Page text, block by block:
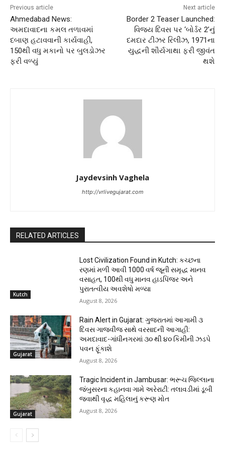
Previous article
Ahmedabad News:
અમદાવાદના કમલ તળાવમાં
દબાણ હટાવવાની કાર્યવાહી,
150થી વધુ મકાનો પર બુલડોઝર
ફરી વળ્યું
Next article
Border 2 Teaser Launched:
વિજય દિવસ પર ‘બોર્ડર 2’નું
દમદાર ટીઝર રિલીઝ, 1971ના
યુદ્ધની શૌર્યગાથા ફરી જીવંત
થશે
Jaydevsinh Vaghela
http://vrlivegujarat.com
RELATED ARTICLES
Kutch
Lost Civilization Found in Kutch: કચ્છના
રણમાં મળી આવી 1000 વર્ષ જૂની સમૃદ્ધ માનવ
વસાહત, 100થી વધુ માનવ હાડપિંજર અને
પુરાતત્વીય અવશેષો મળ્યા
August 8, 2026
Gujarat
Rain Alert in Gujarat: ગુજરાતમાં આગામી ૩
દિવસ ગાજવીજ સાથે વરસાદની આગાહી:
અમદાવાદ-ગાંધીનગરમાં ૩૦ થી ૪૦ કિમીની ઝડપે
પવન ફૂંકાશે
August 8, 2026
Gujarat
Tragic Incident in Jambusar: ભરૂચ જિલ્લાના
જંબુસરના કહાનવા ગામે અરેરાટી: તલાવડીમાં ડૂબી
જવાથી વૃદ્ધ મહિલાનું કરૂણ મોત
August 8, 2026